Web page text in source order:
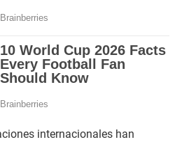
internacionales han